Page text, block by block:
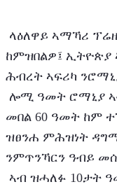
ከምዝበልዎ፤ ኢትዮጵያ
ሕብረት ኣፍሪካ
መበል 60 ዓመት ከም
ዝፀንሐ ምሕዝነት
ንምጥንኻርን ዓብይ